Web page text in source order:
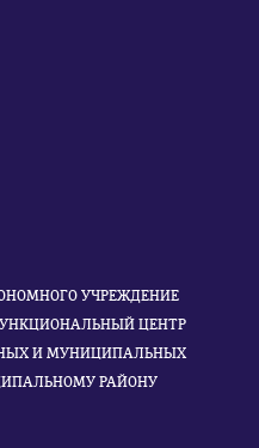
УЧРЕЖДЕНИЕ
ЦЕНТР
И МУНИЦИПАЛЬНЫХ
РАЙОНУ